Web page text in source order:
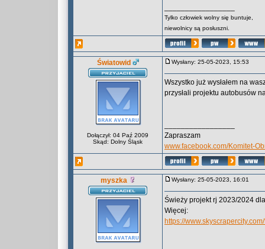
Tylko człowiek wolny się buntuje,
niewolnicy są posłuszni.
Światowid
Dołączył: 04 Paź 2009
Skąd: Dolny Śląsk
Wysłany: 25-05-2023, 15:53
Wszystko już wysłałem na
przysłali projektu autobusów
Zapraszam
www.facebook.com/Komitet-
myszka Wysłany: 25-05-2023, 16:01
Świeży projekt rj 2023/2024
Więcej:
https://